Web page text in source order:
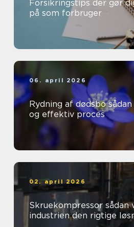
Forsikringstips der gør
på som forbruger
06. april 2026
Rydning af dødsbo sådan foregår en tryg
og effektiv proces
02. april 2026
Skruekompressor sådan vælger
industrien den rigtige